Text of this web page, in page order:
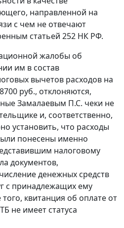
направленной на
с чем не отвечают
статьей 252 НК РФ.
жалобы об
им в состав
вычетов расходов на
руб., отклоняются,
Замалаевым П.С. чеки не
и, соответственно,
установить, что расходы
понесены именно
налоговому
документов,
денежных средств
с принадлежащих ему
квитанция об оплате от
не имеет статуса